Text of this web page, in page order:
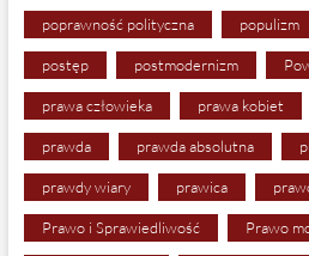
poprawność polityczna populizm
postęp postmodernizm
prawa człowieka prawa kobiet
prawda prawda absolutna
prawdy wiary prawica
Prawo i Sprawiedliwość Prawo